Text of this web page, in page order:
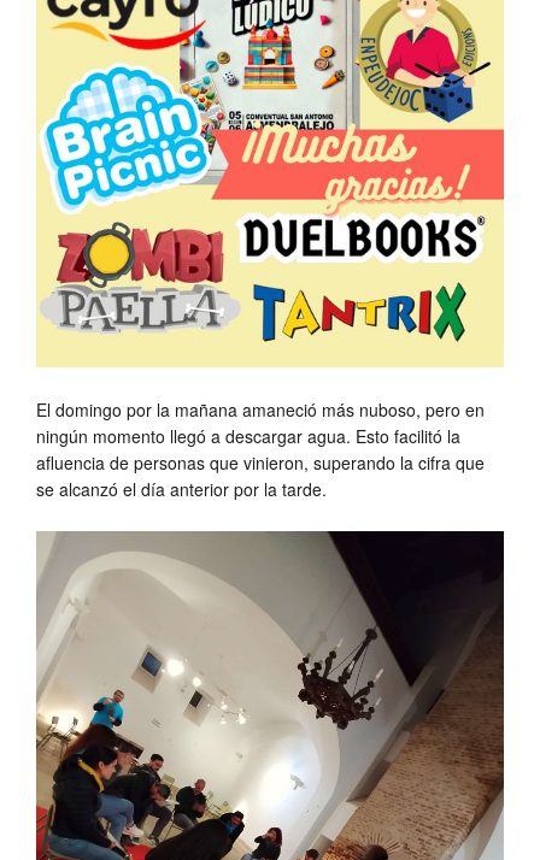
El domingo por la mañana amaneció más nuboso, pero en
ningún momento llegó a descargar agua. Esto facilitó la
afluencia de personas que vinieron, superando la cifra que
se alcanzó el día anterior por la tarde.